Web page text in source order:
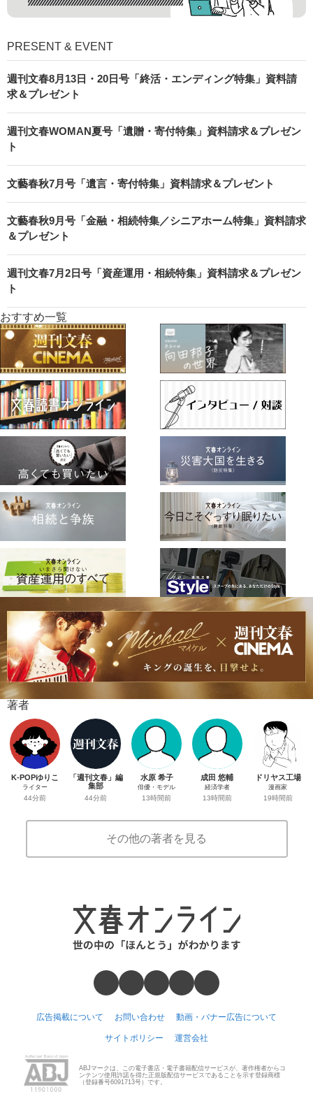
PRESENT & EVENT
週刊文春8月13日・20日号「終活・エンディング特集」資料請
求＆プレゼント
週刊文春WOMAN夏号「遺贈・寄付特集」資料請求＆プレゼン
ト
文藝春秋7月号「遺言・寄付特集」資料請求＆プレゼント
文藝春秋9月号「金融・相続特集／シニアホーム特集」資料請求
＆プレゼント
週刊文春7月2日号「資産運用・相続特集」資料請求＆プレゼン
ト
おすすめ一覧
著者
K-POPゆりこ
ライター
44分前
「週刊文春」編
集部
44分前
水原 希子
俳優・モデル
13時間前
成田 悠輔
経済学者
13時間前
ドリヤス工場
漫画家
19時間前
その他の著者を見る
広告掲載について お問い合わせ 動画・バナー広告について
サイトポリシー 運営会社
ABJマークは、この電子書店・電子書籍配信サービスが、著作権者からコ
ンテンツ使用許諾を得た正規版配信サービスであることを示す登録商標
（登録番号6091713号）です。